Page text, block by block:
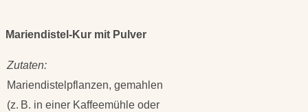
Mariendistel-Kur mit Pulver
Zutaten:
Mariendistelpflanzen, gemahlen
(z. B. in einer Kaffeemühle oder